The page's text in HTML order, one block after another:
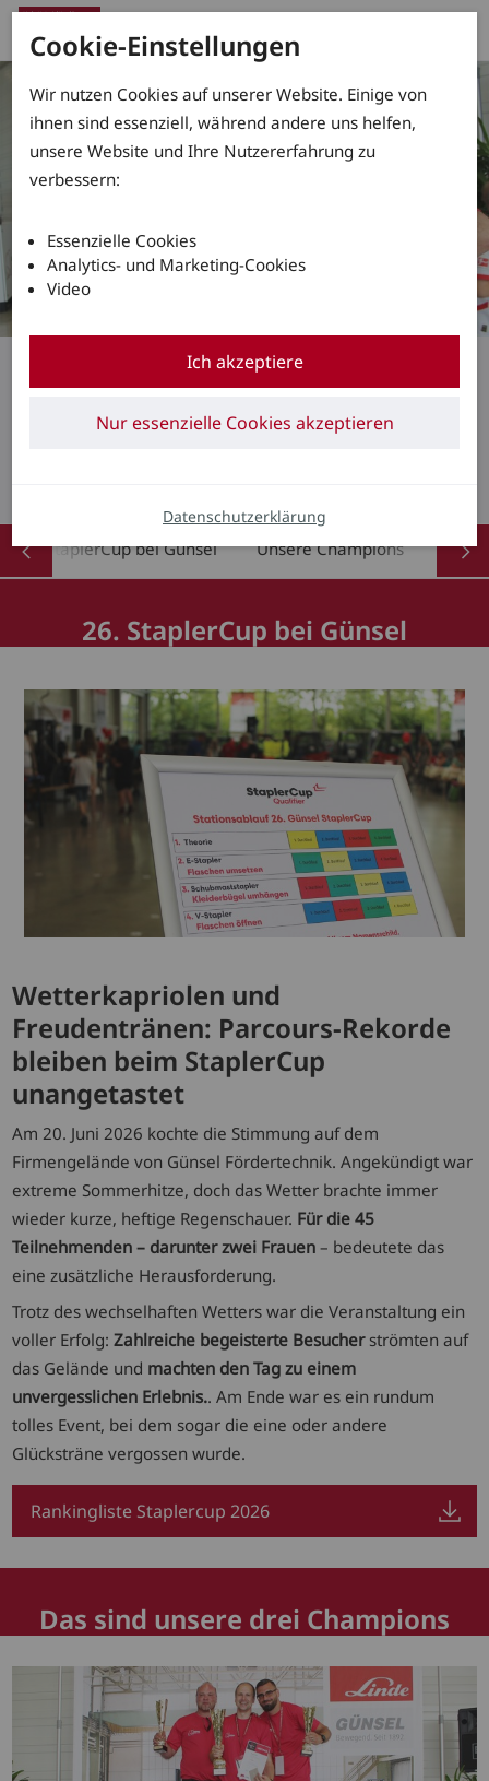
Regionalmeisterschaften im Staplerfahren
Frank Röhr von DHL
Freight rockt den
26. StaplerCup bei Günsel Unsere Champions Top
26. StaplerCup bei Günsel
Wetterkapriolen und
Freudentränen: Parcours-Rekorde
bleiben beim StaplerCup
unangetastet
Am 20. Juni 2026 kochte die Stimmung auf dem
Firmengelände von Günsel Fördertechnik. Angekündigt war
extreme Sommerhitze, doch das Wetter brachte immer
wieder kurze, heftige Regenschauer. Für die 45
Teilnehmenden – darunter zwei Frauen– bedeutete das
eine zusätzliche Herausforderung.
Trotz des wechselhaften Wetters war die Veranstaltung ein
voller Erfolg:Zahlreiche begeisterte Besucherströmten auf
das Gelände und machten den Tag zu einem
unvergesslichen Erlebnis.. Am Ende war es ein rundum
tolles Event, bei dem sogar die eine oder andere
Glücksträne vergossen wurde.
Rankingliste Staplercup 2026
Das sind unsere drei Champions
Cookie-Einstellungen
Wir nutzen Cookies auf unserer Website. Einige von
ihnen sind essenziell, während andere uns helfen,
unsere Website und Ihre Nutzererfahrung zu
verbessern:
Essenzielle Cookies
Analytics- und Marketing-Cookies
Video
Ich akzeptiere
Nur essenzielle Cookies akzeptieren
Datenschutzerklärung